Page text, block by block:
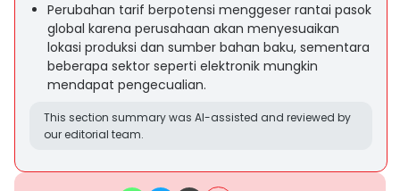
Perubahan tarif berpotensi menggeser rantai pasok
global karena perusahaan akan menyesuaikan
lokasi produksi dan sumber bahan baku, sementara
beberapa sektor seperti elektronik mungkin
mendapat pengecualian.
This section summary was AI-assisted and reviewed by
our editorial team.